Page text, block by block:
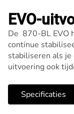
EVO-
De 870-BL EVO
continue
stabiliseren als
uitvoering ook
Specificaties